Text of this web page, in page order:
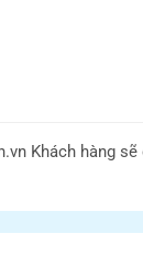
Khách hàng